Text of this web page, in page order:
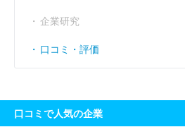
企業研究
口コミ・評価
口コミで人気の企業